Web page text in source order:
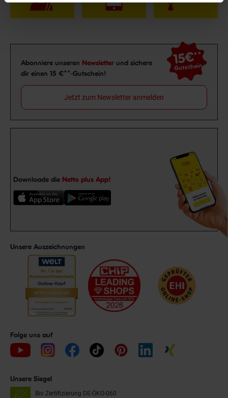
Newsletter Anmeldung
Abonniere unseren Newsletter und sichere
dir einen 15 €**-Gutschein!
15€**
Gutschein
Jetzt zum Newsletter anmelden
Downloade die Netto plus App!
Unsere Auszeichnungen
Folge uns auf
Unsere Siegel
Bio Zertifizierung DE-ÖKO-060